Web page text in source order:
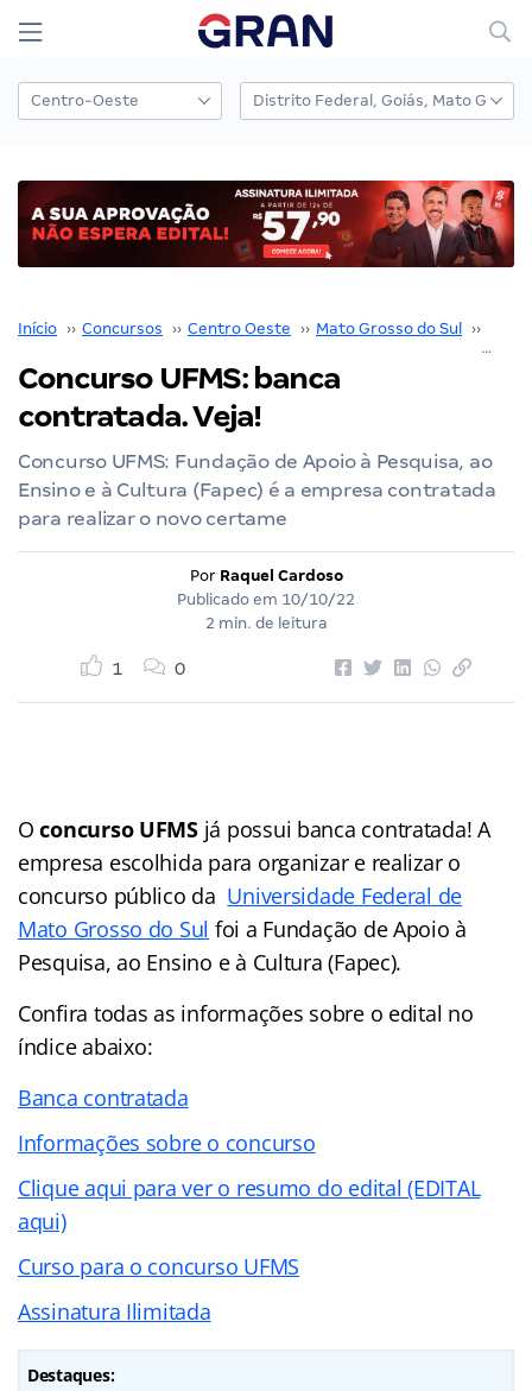
Início ›› Concursos ›› Centro Oeste ›› Mato Grosso do Sul ››
Concurso UFMS: banca
contratada. Veja!
Concurso UFMS: Fundação de Apoio à Pesquisa, ao
Ensino e à Cultura (Fapec) é a empresa contratada
para realizar o novo certame
Por Raquel Cardoso
Publicado em 10/10/22
2 min. de leitura
1 0
Oconcurso UFMSjá possui banca contratada! A
empresa escolhida para organizar e realizar o
concurso público da Universidade Federal de
Mato Grosso do Sul foi a Fundação de Apoio à
Pesquisa, ao Ensino e à Cultura (Fapec).
Confira todas as informações sobre o edital no
índiceabaixo:
Banca contratada
Informações sobre o concurso
Clique aqui para ver o resumo do edital (EDITAL
aqui)
Curso para o concurso UFMS
Assinatura Ilimitada
Destaques: